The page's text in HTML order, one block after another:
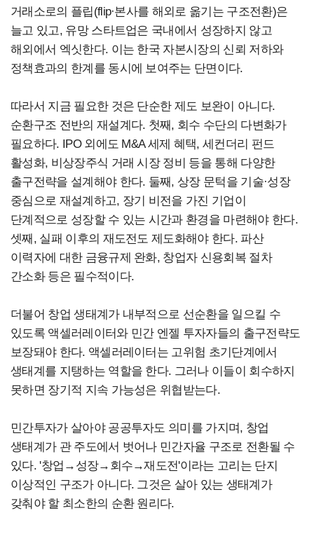
거래소로의 플립(flip·본사를 해외로 옮기는 구조전환)은
늘고 있고, 유망 스타트업은 국내에서 성장하지 않고
해외에서 엑싯한다. 이는 한국 자본시장의 신뢰 저하와
정책효과의 한계를 동시에 보여주는 단면이다.
따라서 지금 필요한 것은 단순한 제도 보완이 아니다.
순환구조 전반의 재설계다. 첫째, 회수 수단의 다변화가
필요하다. IPO 외에도 M&A 세제 혜택, 세컨더리 펀드
활성화, 비상장주식 거래 시장 정비 등을 통해 다양한
출구전략을 설계해야 한다. 둘째, 상장 문턱을 기술·성장
중심으로 재설계하고, 장기 비전을 가진 기업이
단계적으로 성장할 수 있는 시간과 환경을 마련해야 한다.
셋째, 실패 이후의 재도전도 제도화해야 한다. 파산
이력자에 대한 금융규제 완화, 창업자 신용회복 절차
간소화 등은 필수적이다.
더불어 창업 생태계가 내부적으로 선순환을 일으킬 수
있도록 액셀러레이터와 민간 엔젤 투자자들의 출구전략도
보장돼야 한다. 액셀러레이터는 고위험 초기단계에서
생태계를 지탱하는 역할을 한다. 그러나 이들이 회수하지
못하면 장기적 지속 가능성은 위협받는다.
민간투자가 살아야 공공투자도 의미를 가지며, 창업
생태계가 관 주도에서 벗어나 민간자율 구조로 전환될 수
있다. '창업→성장→회수→재도전'이라는 고리는 단지
이상적인 구조가 아니다. 그것은 살아 있는 생태계가
갖춰야 할 최소한의 순환 원리다.